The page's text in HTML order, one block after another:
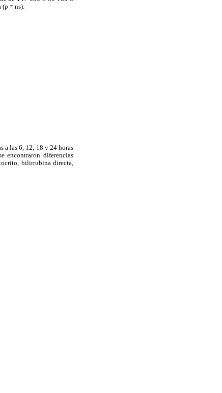
= ns).
a las 6, 12, 18 y 24 horas
encontraron diferencias
bilirrubina directa,